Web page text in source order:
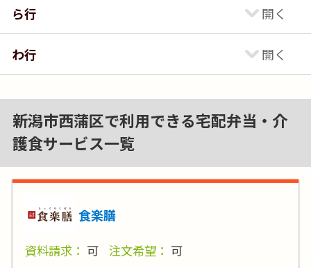
ら行
わ行
新潟市西蒲区で利用できる宅配弁当・介
護食サービス一覧
食楽膳
資料請求： 可 注文希望： 可